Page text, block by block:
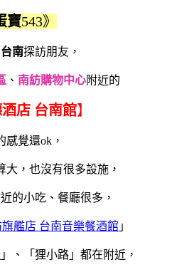
寶543》
台南探訪朋友，
、 南紡購物中心附近的
店 台南館】
感覺還ok，
大，也沒有很多設施，
的小吃、餐廳很多，
旗艦店 台南音樂餐酒館 」
」、「狸小路」都在附近，